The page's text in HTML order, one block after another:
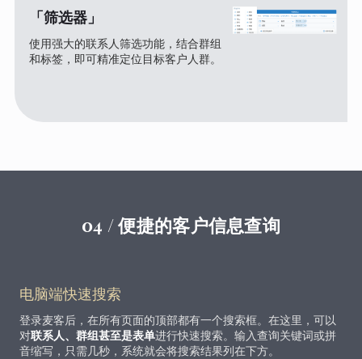
「筛选器」
使用强大的联系人筛选功能，结合群组
和标签，即可精准定位目标客户人群。
04 / 便捷的客户信息查询
电脑端快速搜索
登录麦客后，在所有页面的顶部都有一个搜索框。在这里，可以
对联系人、群组甚至是表单进行快速搜索。输入查询关键词或拼
音缩写，只需几秒，系统就会将搜索结果列在下方。